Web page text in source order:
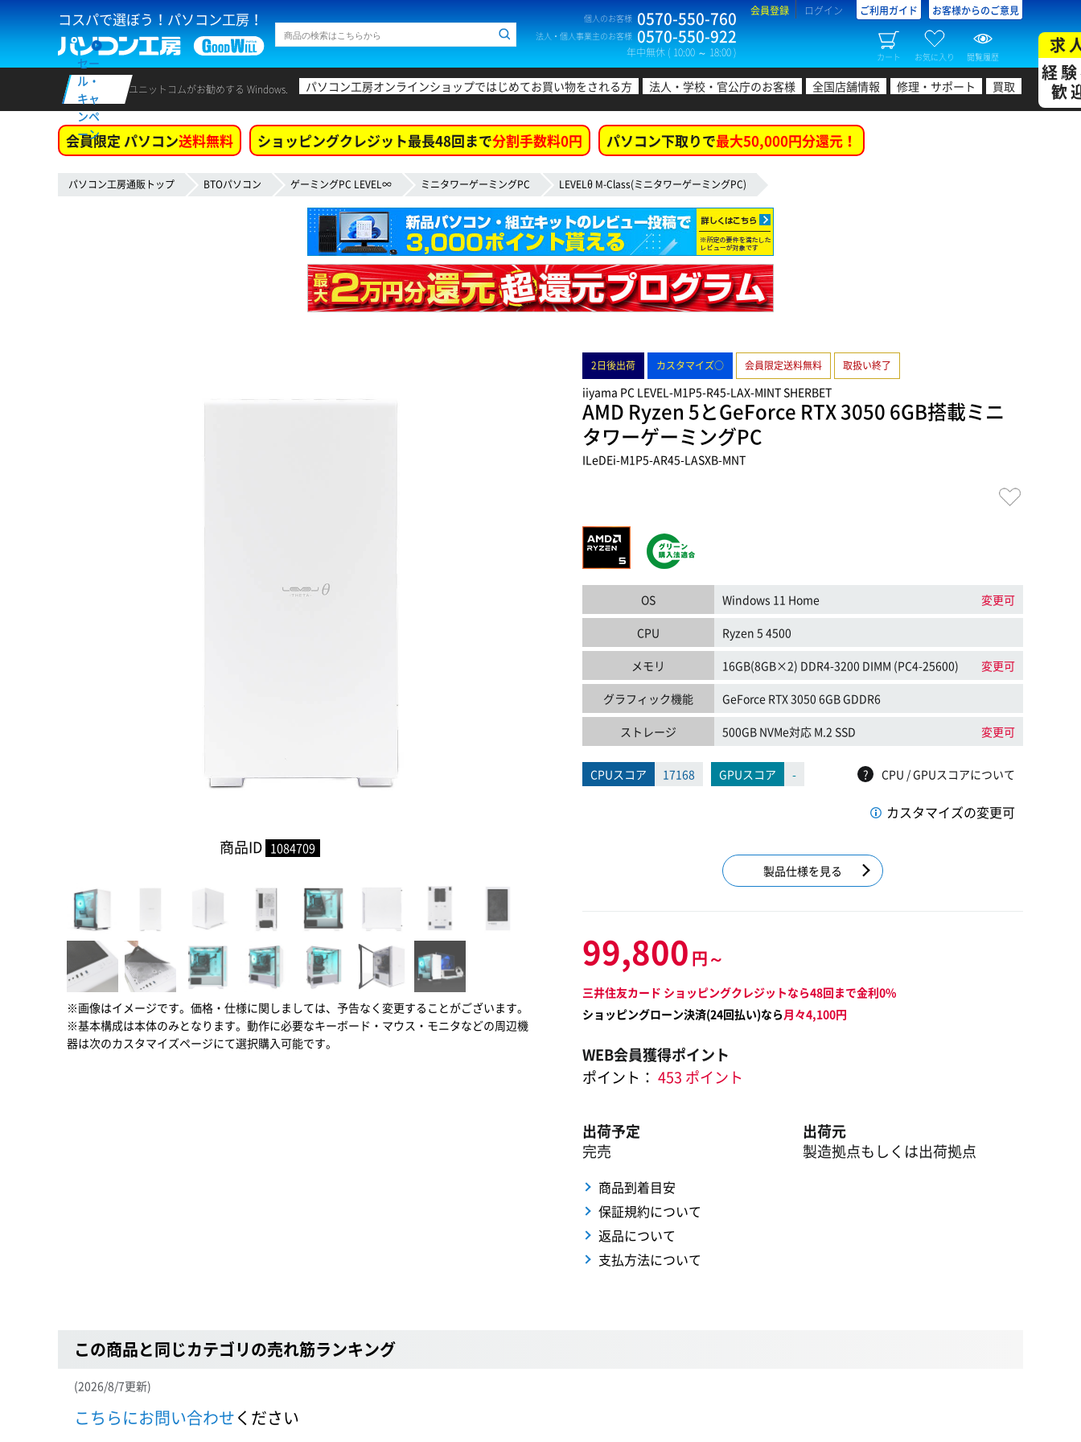
コスパで選ぼう！パソコン工房！ 個人のお客様 0570-550-760
法人・個人事業主のお客様 0570-550-922
年中無休 ( 10:00 ～ 18:00 )
会員登録 ログイン ご利用ガイド お客様からのご意見
カート お気に入り 閲覧履歴
セー
ル・
キャ
ンペ
ーン
ユニットコムがお勧めする Windows. パソコン工房オンラインショップではじめてお買い物をされる方 法人・学校・官公庁のお客様 全国店舗情報 修理・サポート 買取
求
経
歓
会員限定 パソコン送料無料 ショッピングクレジット最長48回まで分割手数料0円 パソコン下取りで最大50,000円分還元！
パソコン工房通販トップ BTOパソコン ゲーミングPC LEVEL∞ ミニタワーゲーミングPC LEVELθ M-Class(ミニタワーゲーミングPC)
商品ID 1084709
※画像はイメージです。価格・仕様に関しましては、予告なく変更することがございます。
※基本構成は本体のみとなります。動作に必要なキーボード・マウス・モニタなどの周辺機
器は次のカスタマイズページにて選択購入可能です。
2日後出荷 カスタマイズ○ 会員限定送料無料 取扱い終了
iiyama PC LEVEL-M1P5-R45-LAX-MINT SHERBET
AMD Ryzen 5とGeForce RTX 3050 6GB搭載ミニ
タワーゲーミングPC
ILeDEi-M1P5-AR45-LASXB-MNT
OS Windows 11 Home 変更可
CPU Ryzen 5 4500
メモリ 16GB(8GB×2) DDR4-3200 DIMM (PC4-25600) 変更可
グラフィック機能 GeForce RTX 3050 6GB GDDR6
ストレージ 500GB NVMe対応 M.2 SSD 変更可
CPUスコア 17168 GPUスコア - ? CPU / GPUスコアについて
カスタマイズの変更可
製品仕様を見る
99,800 円～
三井住友カード ショッピングクレジットなら48回まで金利0%
ショッピングローン決済(24回払い)なら月々4,100円
WEB会員獲得ポイント
ポイント： 453 ポイント
出荷予定
完売
出荷元
製造拠点もしくは出荷拠点
商品到着目安
保証規約について
返品について
支払方法について
この商品と同じカテゴリの売れ筋ランキング
(2026/8/7更新)
こちらにお問い合わせください